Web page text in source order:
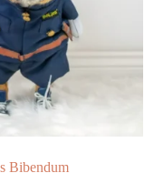
Bibendum